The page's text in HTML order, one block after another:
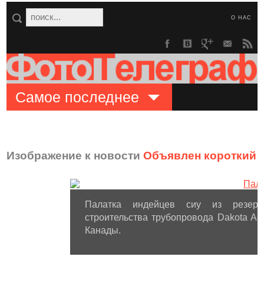
О НАС
Самое последнее
Изображение к новостиОбъявлен короткий
Палатка индейцев сиу из
строительства трубопровода Dakota
Канады.